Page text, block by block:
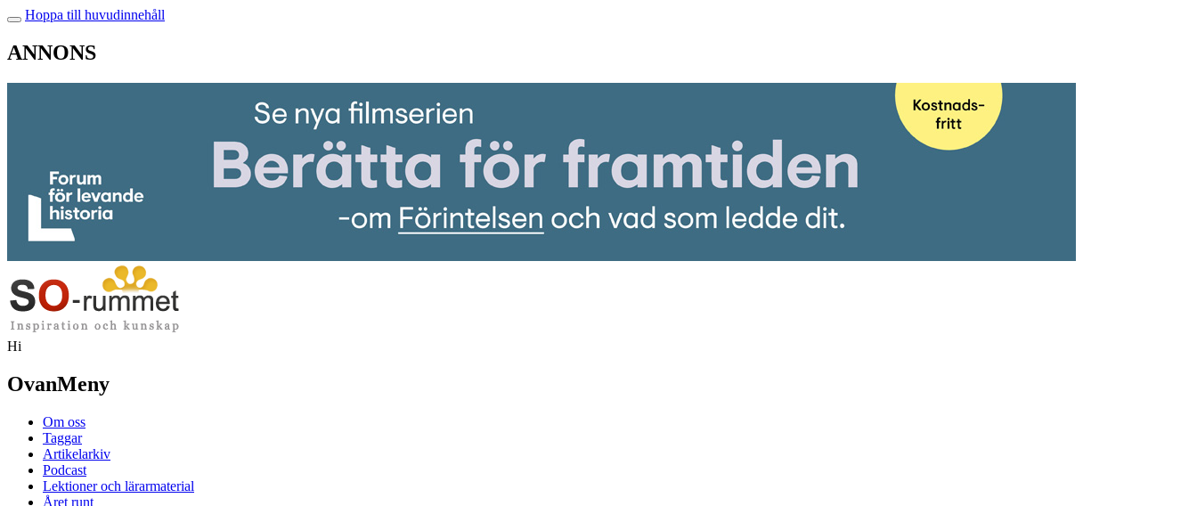
Hoppa till huvudinnehåll
ANNONS
Hi
OvanMeny
Om oss
Taggar
Artikelarkiv
Podcast
Lektioner och lärarmaterial
Året runt